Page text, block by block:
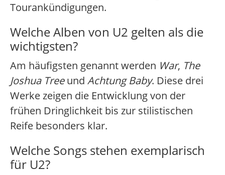
Tourankündigungen.
Welche Alben von U2 gelten als die
wichtigsten?
Am häufigsten genannt werden War, The
Joshua Treeund Achtung Baby. Diese drei
Werke zeigen die Entwicklung von der
frühen Dringlichkeit bis zur stilistischen
Reife besonders klar.
Welche Songs stehen exemplarisch
für U2?